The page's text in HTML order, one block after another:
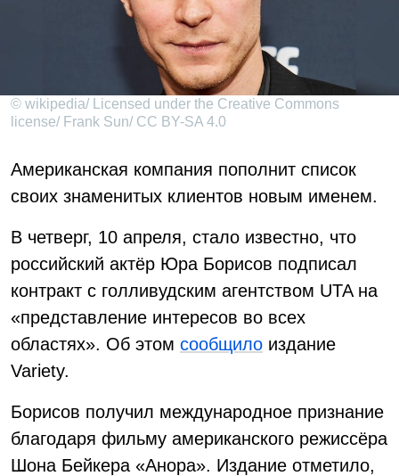
© wikipedia/ Licensed under the Creative Commons
license/ Frank Sun/ CC BY-SA 4.0
Американская компания пополнит список
своих знаменитых клиентов новым именем.
В четверг, 10 апреля, стало известно, что
российский актёр Юра Борисов подписал
контракт с голливудским агентством UTA на
«представление интересов во всех
областях». Об этом сообщило издание
Variety.
Борисов получил международное признание
благодаря фильму американского режиссёра
Шона Бейкера «Анора». Издание отметило,